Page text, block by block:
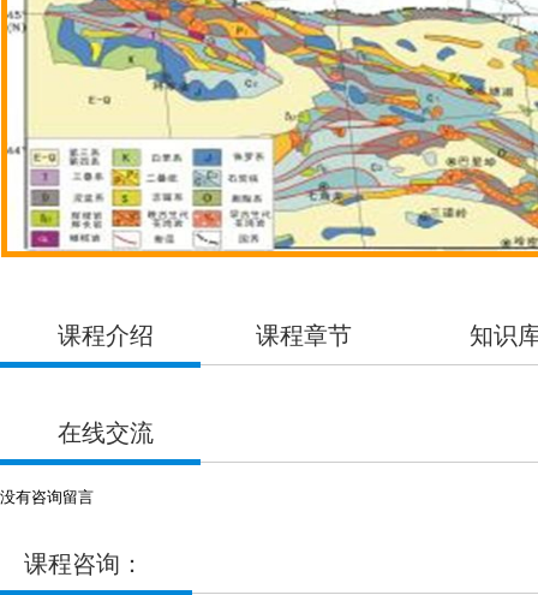
课程介绍 课程章节 知识
在线交流